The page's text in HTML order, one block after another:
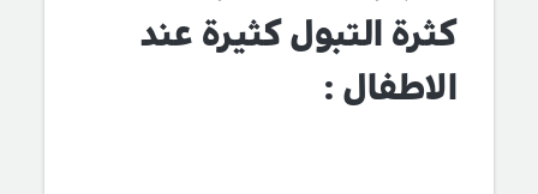
كثرة التبول كثيرة عند
الاطفال :